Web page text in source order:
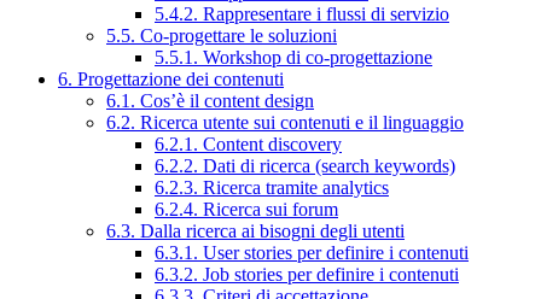
5.4.2. Rappresentare i flussi di servizio
5.5. Co-progettare le soluzioni
5.5.1. Workshop di co-progettazione
6. Progettazione dei contenuti
6.1. Cos’è il content design
6.2. Ricerca utente sui contenuti e il linguaggio
6.2.1. Content discovery
6.2.2. Dati di ricerca (search keywords)
6.2.3. Ricerca tramite analytics
6.2.4. Ricerca sui forum
6.3. Dalla ricerca ai bisogni degli utenti
6.3.1. User stories per definire i contenuti
6.3.2. Job stories per definire i contenuti